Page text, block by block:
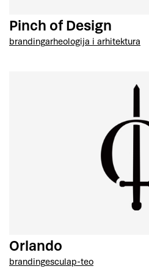
Pinch of Design
brandingarheologija i arhitektura
Orlando
brandingesculap-teo